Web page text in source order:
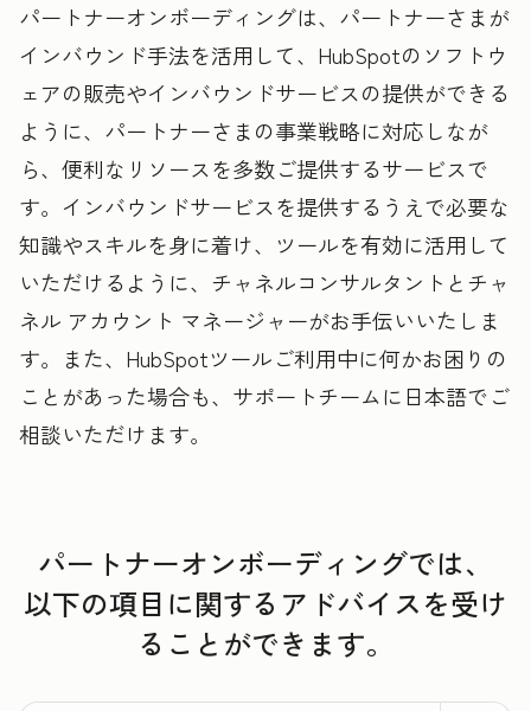
パートナーオンボーディングは、パートナーさまが
インバウンド手法を活用して、HubSpotのソフトウ
ェアの販売やインバウンドサービスの提供ができる
ように、パートナーさまの事業戦略に対応しなが
ら、便利なリソースを多数ご提供するサービスで
す。インバウンドサービスを提供するうえで必要な
知識やスキルを身に着け、ツールを有効に活用して
いただけるように、チャネルコンサルタントとチャ
ネル アカウント マネージャーがお手伝いいたしま
す。また、HubSpotツールご利用中に何かお困りの
ことがあった場合も、サポートチームに日本語でご
相談いただけます。
パートナーオンボーディングでは、
以下の項目に関するアドバイスを受け
ることができます。